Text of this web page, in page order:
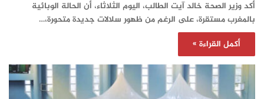
أكد وزير الصحة خالد آيت الطالب، اليوم الثلاثاء، أن الحالة الوبائية
بالمغرب مستقرة، على الرغم من ظهور سلالات جديدة متحورة،…
أكمل القراءة »